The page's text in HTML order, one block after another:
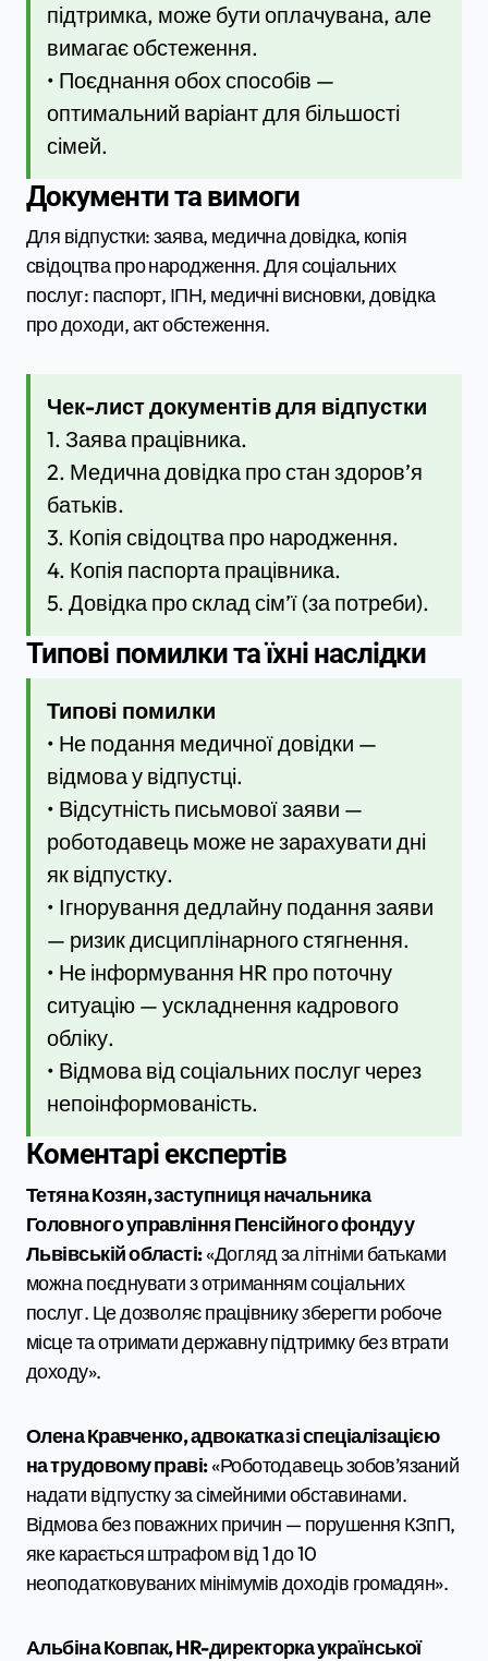
підтримка, може бути оплачувана, але
вимагає обстеження.
• Поєднання обох способів —
оптимальний варіант для більшості
сімей.
Документи та вимоги
Для відпустки: заява, медична довідка, копія
свідоцтва про народження. Для соціальних
послуг: паспорт, ІПН, медичні висновки, довідка
про доходи, акт обстеження.
Чек-лист документів для відпустки
1. Заява працівника.
2. Медична довідка про стан здоров’я
батьків.
3. Копія свідоцтва про народження.
4. Копія паспорта працівника.
5. Довідка про склад сім’ї (за потреби).
Типові помилки та їхні наслідки
Типові помилки
• Не подання медичної довідки —
відмова у відпустці.
• Відсутність письмової заяви —
роботодавець може не зарахувати дні
як відпустку.
• Ігнорування дедлайну подання заяви
— ризик дисциплінарного стягнення.
• Не інформування HR про поточну
ситуацію — ускладнення кадрового
обліку.
• Відмова від соціальних послуг через
непоінформованість.
Коментарі експертів
Тетяна Козян, заступниця начальника
Головного управління Пенсійного фонду у
Львівській області:«Догляд за літніми батьками
можна поєднувати з отриманням соціальних
послуг. Це дозволяє працівнику зберегти робоче
місце та отримати державну підтримку без втрати
доходу».
Олена Кравченко, адвокатка зі спеціалізацією
на трудовому праві:«Роботодавець зобов’язаний
надати відпустку за сімейними обставинами.
Відмова без поважних причин — порушення КЗпП,
яке карається штрафом від 1 до 10
неоподатковуваних мінімумів доходів громадян».
Альбіна Ковпак, HR-директорка української